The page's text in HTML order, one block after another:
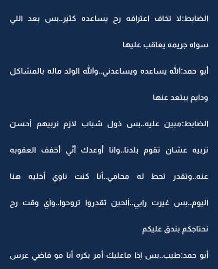
الضابط:لا تخاف اعترافه رح يساعده كثير..بس بعد اللي
سواه جريمه يعاقب عليها
أبو حمد:الله يساعده ويساعدني..والله الولد ماله بالمشاكل
ودايم يبتعد عنها
الضابط:مبين عليه..بس ذول شباب لازم نربيهم أحسن
تربيه عشان تقوم بلدنا..وانا أوعدك أنّي أخفف العقوبه
عنه..وتقدر تحط له محامي..أنا كنت ناوي أخليه هنا
اليوم..بس غيرت رايي..ألحين تقدروا تروحوا..وأي وقت رح
نحتاجكم بندق عليكم
أبو حمد:طيب..بس إذا ماعليك أمر بكره أنا مو فاضي عرس